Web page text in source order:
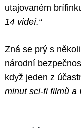
utajovaném
14 videí.“
Zná se prý s
národní
když jeden z
minut sci-fi filmů a